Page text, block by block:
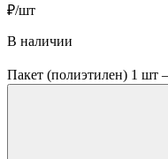
₽/шт
В наличии
Пакет (полиэтилен) 1 шт